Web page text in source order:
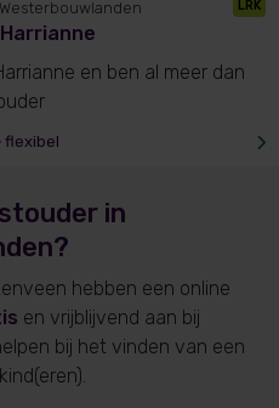
LRK
en ben al meer dan
flexibel
in
hebben een online
en vrijblijvend aan bij
bij het vinden van een